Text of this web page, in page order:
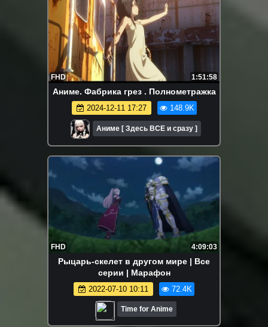
FHD 1:51:58
Аниме. Фабрика грез . Полнометражка
2024-12-11 17:27 148.9K
Аниме [ Здесь ВСЕ и сразу ]
FHD 4:09:03
Рыцарь-скелет в другом мире | Все
серии | Марафон
2022-07-10 10:11 72.4K
Time for Anime